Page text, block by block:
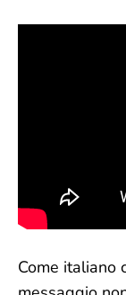
Come italiano